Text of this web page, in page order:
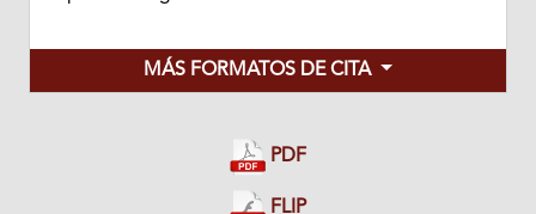
MÁS FORMATOS DE CITA
PDF
FLIP